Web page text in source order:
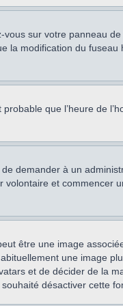
sur votre panneau de
la modification du
que l’heure de
demander à un
volontaire et commencer
être une image
une image
et de décider de la
désactiver cette